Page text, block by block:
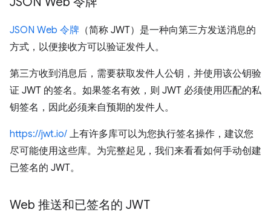
JSON Web 令牌 （简称 JWT）是一种向第三方发送消息的
方式，以便接收方可以验证发件人。
第三方收到消息后，需要获取发件人公钥，并使用该公钥验
证 JWT 的签名。如果签名有效，则 JWT 必须使用匹配的私
钥签名，因此必须来自预期的发件人。
https://jwt.io/ 上有许多库可以为您执行签名操作，建议您
尽可能使用这些库。为完整起见，我们来看看如何手动创建
已签名的 JWT。
Web 推送和已签名的 JWT